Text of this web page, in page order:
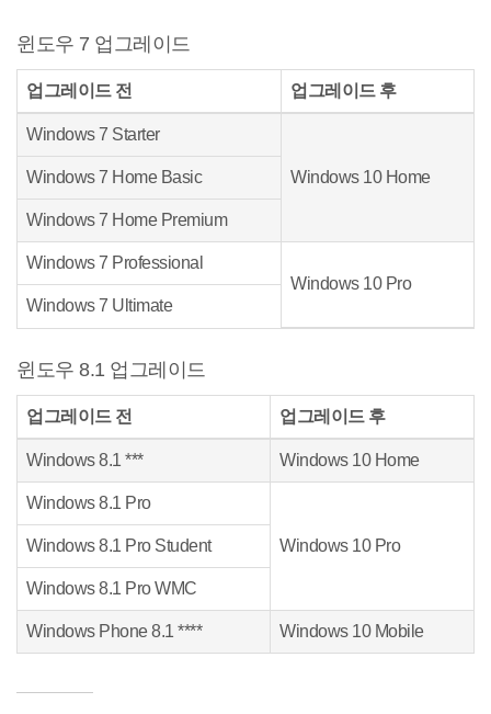
윈도우 7 업그레이드
업그레이드 전 업그레이드 후
Windows 7 Starter
Windows 10 Home
Windows 7 Home Basic
Windows 7 Home Premium
Windows 7 Professional
Windows 10 Pro
Windows 7 Ultimate
윈도우 8.1 업그레이드
업그레이드 전 업그레이드 후
Windows 8.1 *** Windows 10 Home
Windows 8.1 Pro
Windows 10 Pro
Windows 8.1 Pro Student
Windows 8.1 Pro WMC
Windows Phone 8.1 **** Windows 10 Mobile